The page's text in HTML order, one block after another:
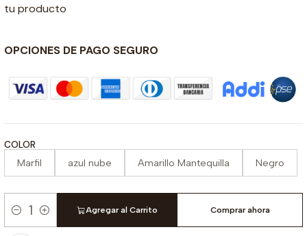
tu producto
OPCIONES DE PAGO SEGURO
COLOR
Marfil azul nube Amarillo Mantequilla Negro
Cantidad
Agregar al Carrito Comprar ahora